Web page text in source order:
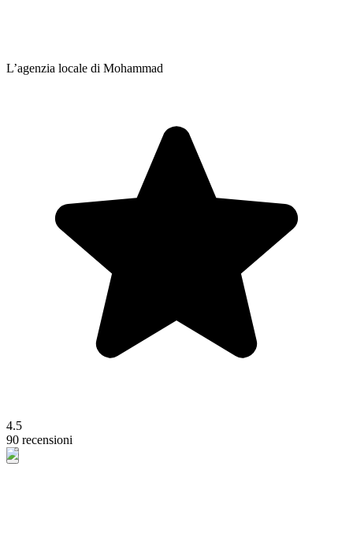
L’agenzia locale di Mohammad
4.5
90 recensioni